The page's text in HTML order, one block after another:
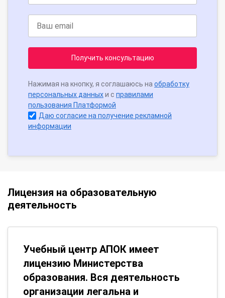
Получить консультацию
Нажимая на кнопку, я соглашаюсь на обработку
персональных данныхи с правилами
пользования Платформой
Даю согласие на получение рекламной
информации
Лицензия на образовательную
деятельность
Учебный центр АПОК имеет
лицензию Министерства
образования. Вся деятельность
организации легальна и